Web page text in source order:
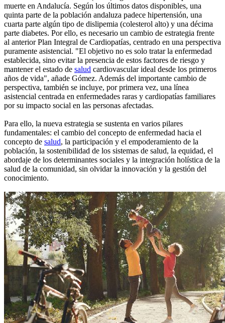
muerte en Andalucía. Según los últimos datos disponibles, una
quinta parte de la población andaluza padece hipertensión, una
cuarta parte algún tipo de dislipemia (colesterol alto) y una décima
parte diabetes. Por ello, es necesario un cambio de estrategia frente
al anterior Plan Integral de Cardiopatías, centrado en una perspectiva
puramente asistencial. "El objetivo no es solo tratar la enfermedad
establecida, sino evitar la presencia de estos factores de riesgo y
mantener el estado de salud cardiovascular ideal desde los primeros
años de vida", añade Gómez. Además del importante cambio de
perspectiva, también se incluye, por primera vez, una línea
asistencial centrada en enfermedades raras y cardiopatías familiares
por su impacto social en las personas afectadas.
Para ello, la nueva estrategia se sustenta en varios pilares
fundamentales: el cambio del concepto de enfermedad hacia el
concepto de salud, la participación y el empoderamiento de la
población, la sostenibilidad de los sistemas de salud, la equidad, el
abordaje de los determinantes sociales y la integración holística de la
salud de la comunidad, sin olvidar la innovación y la gestión del
conocimiento.